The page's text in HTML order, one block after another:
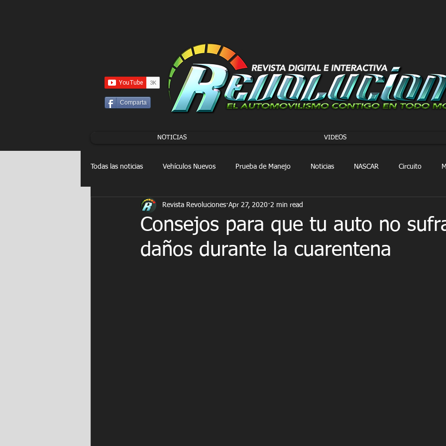
Comparta
NOTICIAS VIDEOS
Todas las noticias Vehículos Nuevos Prueba de Manejo Noticias NASCAR Circuito
Drag Racing FORMULA E FORMULA 1 Extreme E
Consejos para que tu auto no
daños durante la cuarentena
Revista Revoluciones Apr 27, 2020 2 min read